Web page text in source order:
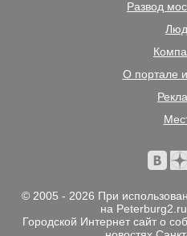
Развод
О портале
© 2005 - 2026 При
на Peterburg2.ru
Городской Интернет сайт о